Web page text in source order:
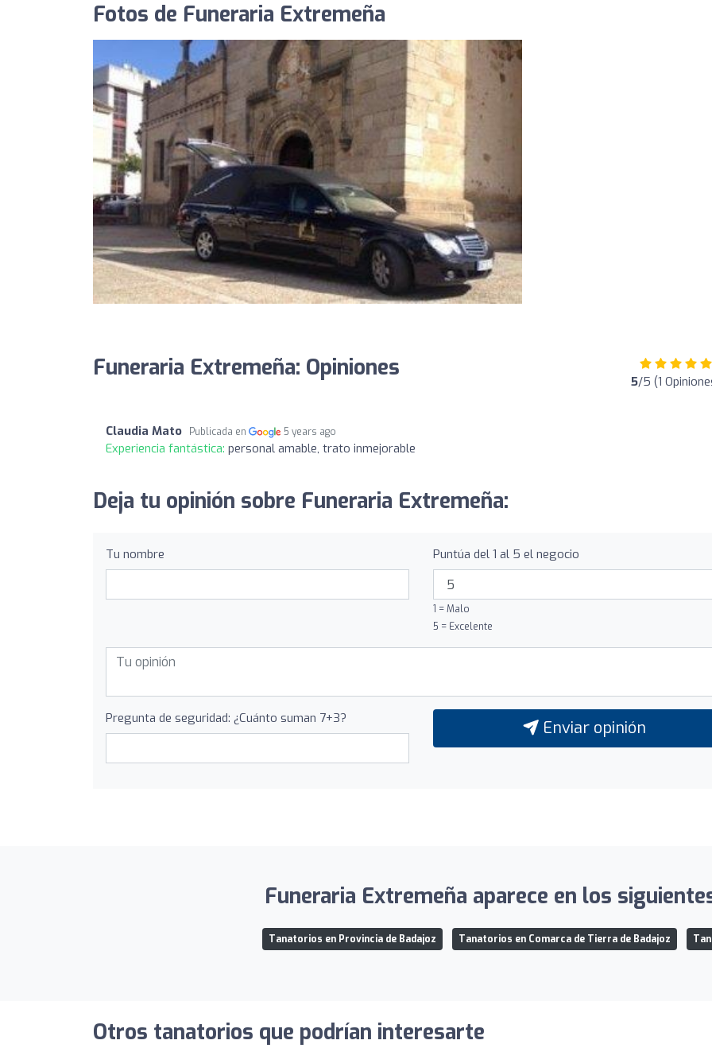
Fotos de Funeraria Extremeña
Funeraria Extremeña: Opiniones 5/5 (1
Claudia Mato Publicada en 5 years ago
Experiencia fantástica: personal amable, trato inmejorable
Deja tu opinión sobre Funeraria Extremeña:
Tu nombre Puntúa del 1 al 5 el negocio
1 = Malo
5 = Excelente
Pregunta de seguridad: ¿Cuánto suman 7+3? Enviar opinión
Funeraria Extremeña aparece en los
Tanatorios en Provincia de Badajoz Tanatorios en Comarca de Tierra de Badajoz
Otros tanatorios que podrían interesarte